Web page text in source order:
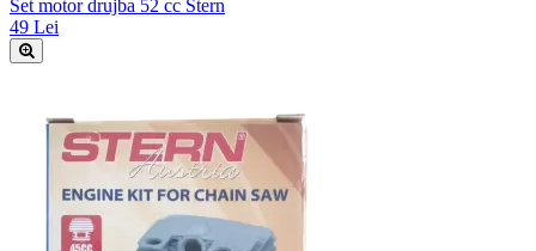
Set motor drujba 52 cc Stern
49 Lei